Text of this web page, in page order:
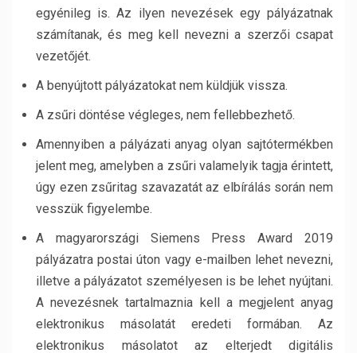
egyénileg is. Az ilyen nevezések egy pályázatnak
számítanak, és meg kell nevezni a szerzői csapat
vezetőjét.
A benyújtott pályázatokat nem küldjük vissza.
A zsűri döntése végleges, nem fellebbezhető.
Amennyiben a pályázati anyag olyan sajtótermékben
jelent meg, amelyben a zsűri valamelyik tagja érintett,
úgy ezen zsűritag szavazatát az elbírálás során nem
vesszük figyelembe.
A magyarországi Siemens Press Award 2019
pályázatra postai úton vagy e-mailben lehet nevezni,
illetve a pályázatot személyesen is be lehet nyújtani.
A nevezésnek tartalmaznia kell a megjelent anyag
elektronikus másolatát eredeti formában. Az
elektronikus másolatot az elterjedt digitális